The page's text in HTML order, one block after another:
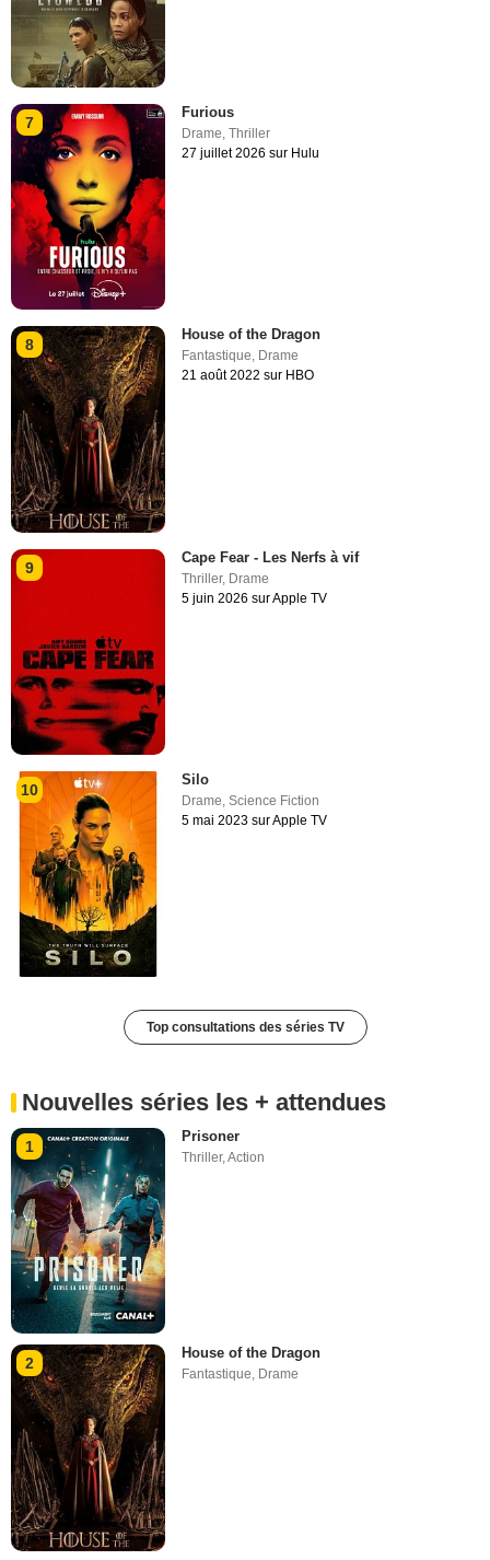
7
Furious
Drame,Thriller
27 juillet 2026 sur Hulu
8
House of the Dragon
Fantastique, Drame
21 août 2022 sur HBO
9
Cape Fear - Les Nerfs à vif
Thriller, Drame
5 juin 2026 sur Apple TV
10
Silo
Drame,Science Fiction
5 mai 2023 sur Apple TV
Top consultations des séries TV
Nouvelles séries les + attendues
1
Prisoner
Thriller,Action
2
House of the Dragon
Fantastique, Drame